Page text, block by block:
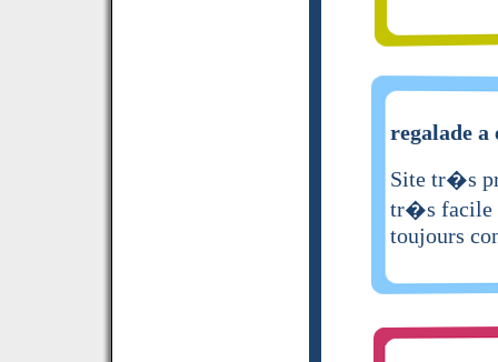
regalade
Site tr�s
tr�s facile
toujours